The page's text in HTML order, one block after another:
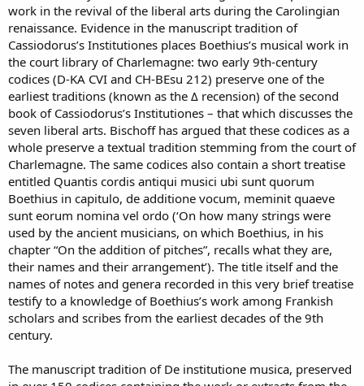
work in the revival of the liberal arts during the Carolingian
renaissance. Evidence in the manuscript tradition of
Cassiodorus’s Institutiones places Boethius’s musical work in
the court library of Charlemagne: two early 9th-century
codices (D-KA CVI and CH-BEsu 212) preserve one of the
earliest traditions (known as the Δ recension) of the second
book of Cassiodorus’s Institutiones – that which discusses the
seven liberal arts. Bischoff has argued that these codices as a
whole preserve a textual tradition stemming from the court of
Charlemagne. The same codices also contain a short treatise
entitled Quantis cordis antiqui musici ubi sunt quorum
Boethius in capitulo, de additione vocum, meminit quaeve
sunt eorum nomina vel ordo (‘On how many strings were
used by the ancient musicians, on which Boethius, in his
chapter “On the addition of pitches”, recalls what they are,
their names and their arrangement’). The title itself and the
names of notes and genera recorded in this very brief treatise
testify to a knowledge of Boethius’s work among Frankish
scholars and scribes from the earliest decades of the 9th
century.
The manuscript tradition of De institutione musica, preserved